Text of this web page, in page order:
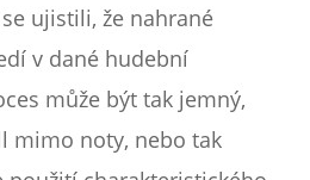
ujistili, že nahrané
v dané hudební
může být tak jemný,
mimo noty, nebo tak